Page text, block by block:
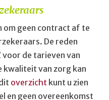
om geen contract af te
De reden
voor de tarieven van
kwaliteit van zorg kan
overzicht kunt u zien
en geen overeenkomst